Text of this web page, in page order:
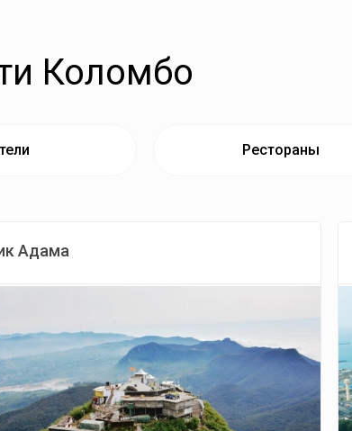
Коломбо
Рестораны
Адама